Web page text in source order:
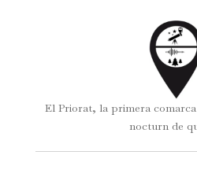
El Priorat, la primera
nocturn de